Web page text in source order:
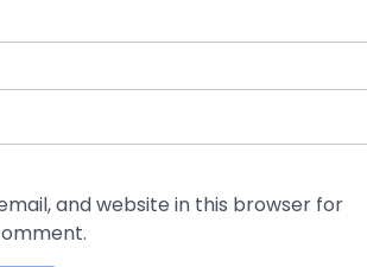
and website in this browser for